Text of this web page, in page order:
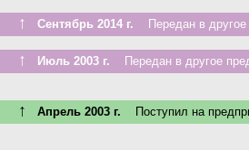
↑ Сентябрь 2014 г. Передан в другое
↑ Июль 2003 г. Передан в другое
↑ Апрель 2003 г. Поступил на